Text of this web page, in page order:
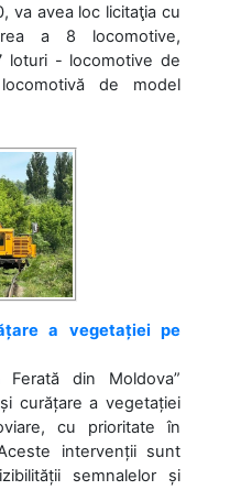
va avea loc licitaţia cu
a 8 locomotive,
loturi - locomotive de
de model
a vegetației pe
din Moldova”
curățare a vegetației
cu prioritate în
intervenții sunt
semnalelor și